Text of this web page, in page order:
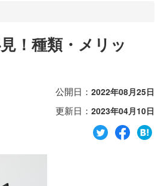
！種類・メリッ
公開日： 2022年08月25日
更新日： 2023年04月10日